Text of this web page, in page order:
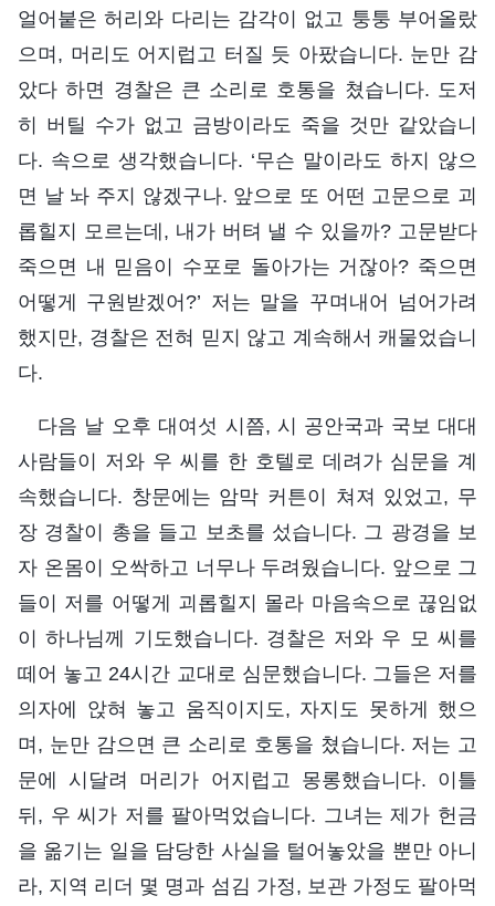
얼어붙은 허리와 다리는 감각이 없고 퉁퉁 부어올랐
으며, 머리도 어지럽고 터질 듯 아팠습니다. 눈만 감
았다 하면 경찰은 큰 소리로 호통을 쳤습니다. 도저
히 버틸 수가 없고 금방이라도 죽을 것만 같았습니
다. 속으로 생각했습니다. ‘무슨 말이라도 하지 않으
면 날 놔 주지 않겠구나. 앞으로 또 어떤 고문으로 괴
롭힐지 모르는데, 내가 버텨 낼 수 있을까? 고문받다
죽으면 내 믿음이 수포로 돌아가는 거잖아? 죽으면
어떻게 구원받겠어?’ 저는 말을 꾸며내어 넘어가려
했지만, 경찰은 전혀 믿지 않고 계속해서 캐물었습니
다.
다음 날 오후 대여섯 시쯤, 시 공안국과 국보 대대
사람들이 저와 우 씨를 한 호텔로 데려가 심문을 계
속했습니다. 창문에는 암막 커튼이 쳐져 있었고, 무
장 경찰이 총을 들고 보초를 섰습니다. 그 광경을 보
자 온몸이 오싹하고 너무나 두려웠습니다. 앞으로 그
들이 저를 어떻게 괴롭힐지 몰라 마음속으로 끊임없
이 하나님께 기도했습니다. 경찰은 저와 우 모 씨를
떼어 놓고 24시간 교대로 심문했습니다. 그들은 저를
의자에 앉혀 놓고 움직이지도, 자지도 못하게 했으
며, 눈만 감으면 큰 소리로 호통을 쳤습니다. 저는 고
문에 시달려 머리가 어지럽고 몽롱했습니다. 이틀
뒤, 우 씨가 저를 팔아먹었습니다. 그녀는 제가 헌금
을 옮기는 일을 담당한 사실을 털어놓았을 뿐만 아니
라, 지역 리더 몇 명과 섬김 가정, 보관 가정도 팔아먹